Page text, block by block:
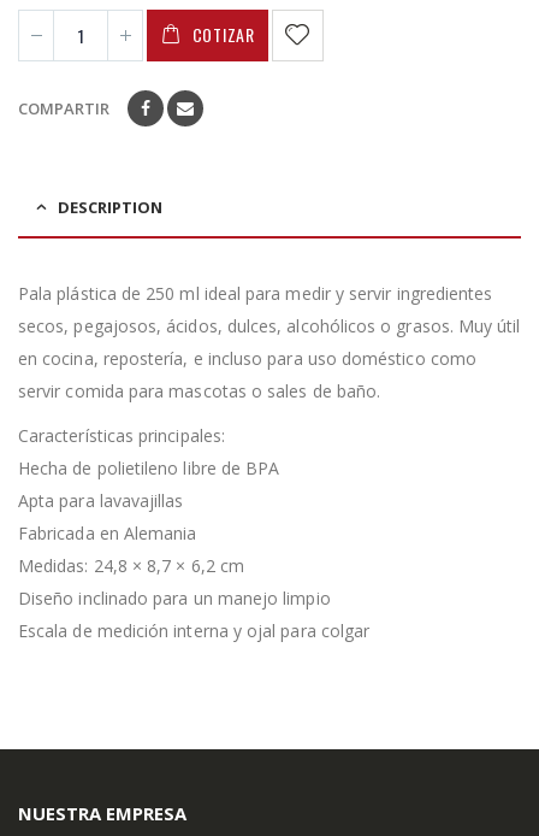
COTIZAR
COMPARTIR
DESCRIPTION
Pala plástica de 250 ml ideal para medir y servir ingredientes
secos, pegajosos, ácidos, dulces, alcohólicos o grasos. Muy útil
en cocina, repostería, e incluso para uso doméstico como
servir comida para mascotas o sales de baño.
Características principales:
Hecha de polietileno libre de BPA
Apta para lavavajillas
Fabricada en Alemania
Medidas: 24,8 × 8,7 × 6,2 cm
Diseño inclinado para un manejo limpio
Escala de medición interna y ojal para colgar
NUESTRA EMPRESA